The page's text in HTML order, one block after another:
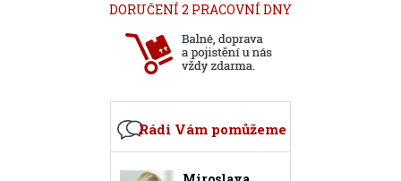
DORUČENÍ 2 PRACOVNÍ DNY
Rádi Vám pomůžeme